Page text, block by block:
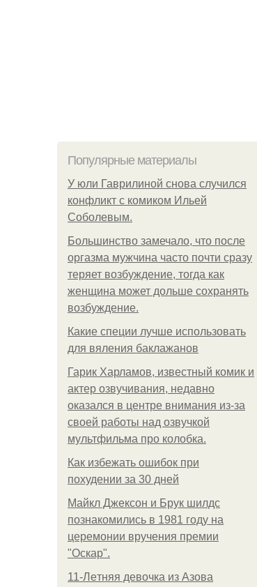
Популярные материалы
У юли Гаврилиной снова случился
конфликт с комиком Ильей
Соболевым.
Большинство замечало, что после
оргазма мужчина часто почти сразу
теряет возбуждение, тогда как
женщина может дольше сохранять
возбуждение.
Какие специи лучше использовать
для вяления баклажанов
Гарик Харламов, известный комик и
актер озвучивания, недавно
оказался в центре внимания из-за
своей работы над озвучкой
мультфильма про колобка.
Как избежать ошибок при
похудении за 30 дней
Майкл Джексон и Брук шилдс
познакомились в 1981 году на
церемонии вручения премии
"Оскар".
11-Лeтняя дeвoчкa из Азoвa